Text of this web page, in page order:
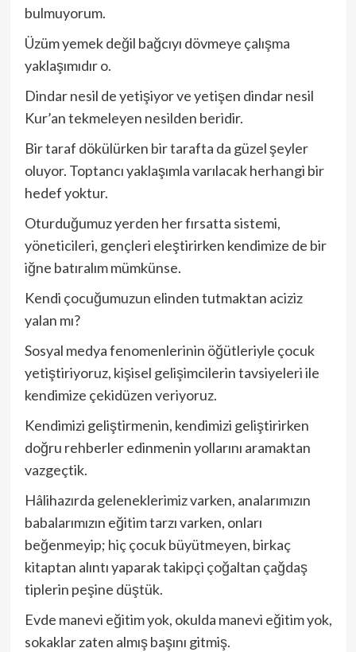
bulmuyorum.
Üzüm yemek değil bağcıyı dövmeye çalışma
yaklaşımıdır o.
Dindar nesil de yetişiyor ve yetişen dindar nesil
Kur’an tekmeleyen nesilden beridir.
Bir taraf dökülürken bir tarafta da güzel şeyler
oluyor. Toptancı yaklaşımla varılacak herhangi bir
hedef yoktur.
Oturduğumuz yerden her fırsatta sistemi,
yöneticileri, gençleri eleştirirken kendimize de bir
iğne batıralım mümkünse.
Kendi çocuğumuzun elinden tutmaktan aciziz
yalan mı?
Sosyal medya fenomenlerinin öğütleriyle çocuk
yetiştiriyoruz, kişisel gelişimcilerin tavsiyeleri ile
kendimize çekidüzen veriyoruz.
Kendimizi geliştirmenin, kendimizi geliştirirken
doğru rehberler edinmenin yollarını aramaktan
vazgeçtik.
Hâlihazırda geleneklerimiz varken, analarımızın
babalarımızın eğitim tarzı varken, onları
beğenmeyip; hiç çocuk büyütmeyen, birkaç
kitaptan alıntı yaparak takipçi çoğaltan çağdaş
tiplerin peşine düştük.
Evde manevi eğitim yok, okulda manevi eğitim yok,
sokaklar zaten almış başını gitmiş.